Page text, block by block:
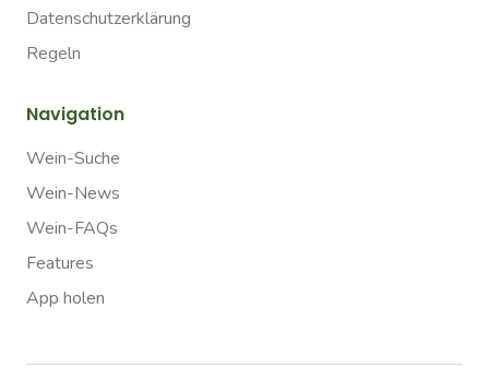
Datenschutzerklärung
Regeln
Navigation
Wein-Suche
Wein-News
Wein-FAQs
Features
App holen